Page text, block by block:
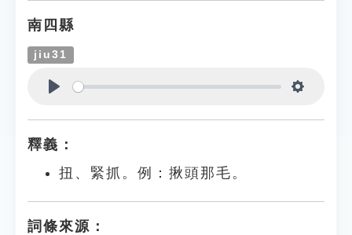
南四縣
jiu31
釋義：
扭、緊抓。例：揪頭那毛。
詞條來源：